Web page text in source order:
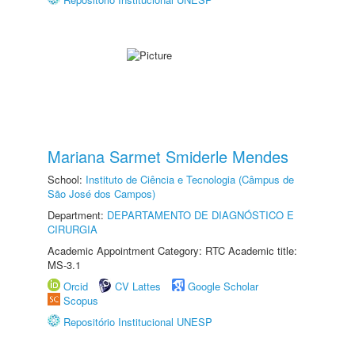
Mariana Sarmet Smiderle Mendes
School: Instituto de Ciência e Tecnologia (Câmpus de
São José dos Campos)
Department: DEPARTAMENTO DE DIAGNÓSTICO E
CIRURGIA
Academic Appointment Category: RTC Academic title:
MS-3.1
Orcid
CV Lattes
Google Scholar
Scopus
Repositório Institucional UNESP